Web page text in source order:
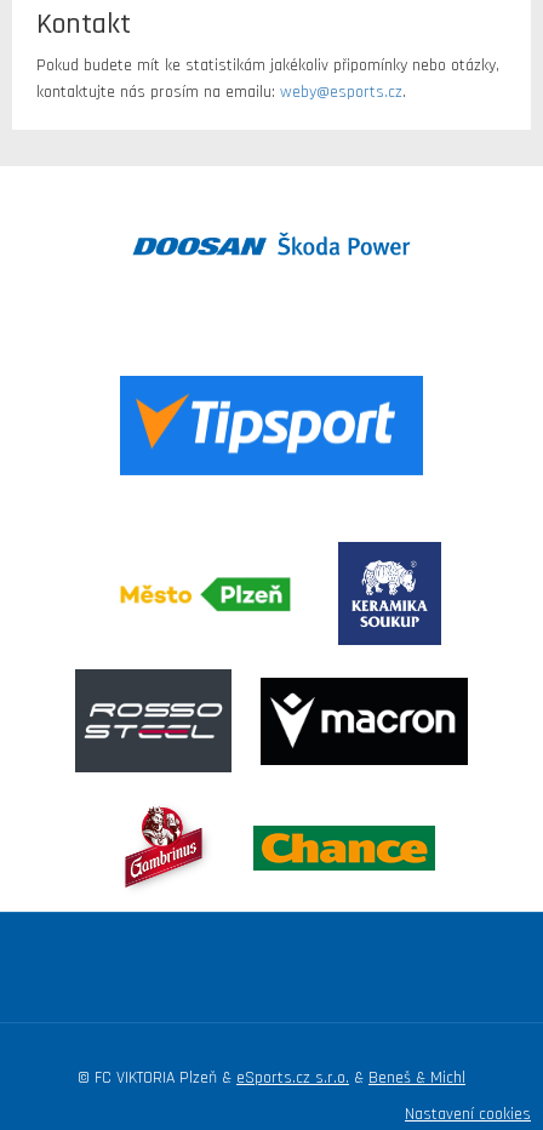
Kontakt
Pokud budete mít ke statistikám jakékoliv připomínky nebo otázky,
kontaktujte nás prosím na emailu: weby@esports.cz.
© FC VIKTORIA Plzeň & eSports.cz s.r.o. & Beneš & Michl
Nastavení cookies